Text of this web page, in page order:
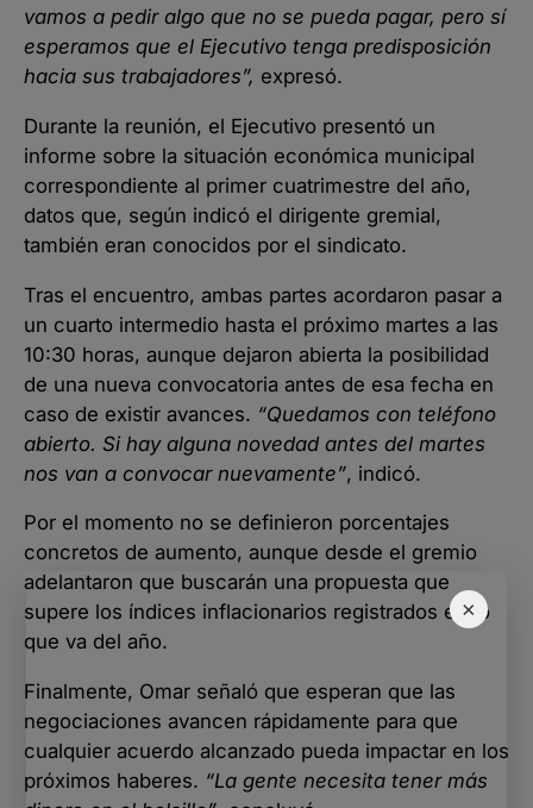
×
vamos a pedir algo que no se pueda pagar, pero sí
esperamos que el Ejecutivo tenga predisposición
hacia sus trabajadores”, expresó.
Durante la reunión, el Ejecutivo presentó un
informe sobre la situación económica municipal
correspondiente al primer cuatrimestre del año,
datos que, según indicó el dirigente gremial,
también eran conocidos por el sindicato.
Tras el encuentro, ambas partes acordaron pasar a
un cuarto intermedio hasta el próximo martes a las
10:30 horas, aunque dejaron abierta la posibilidad
de una nueva convocatoria antes de esa fecha en
caso de existir avances. “Quedamos con teléfono
abierto. Si hay alguna novedad antes del martes
nos van a convocar nuevamente”, indicó.
Por el momento no se definieron porcentajes
concretos de aumento, aunque desde el gremio
adelantaron que buscarán una propuesta que
supere los índices inflacionarios registrados en lo
que va del año.
Finalmente, Omar señaló que esperan que las
negociaciones avancen rápidamente para que
cualquier acuerdo alcanzado pueda impactar en los
próximos haberes. “La gente necesita tener más